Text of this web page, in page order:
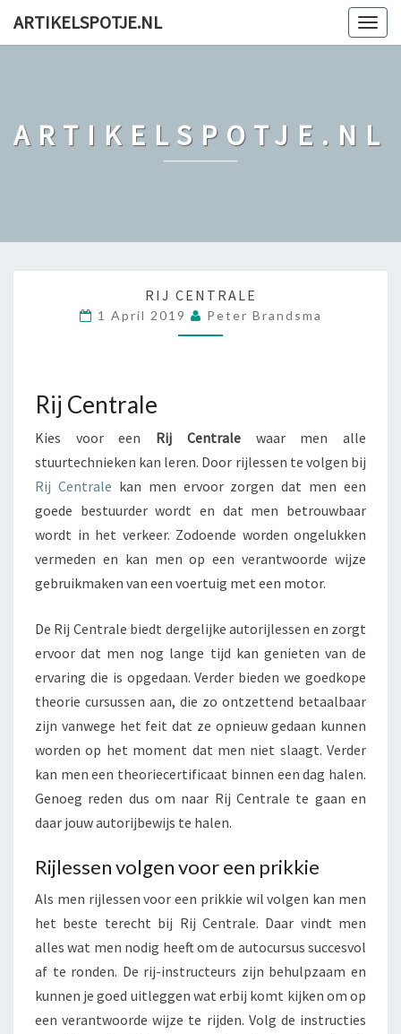
ARTIKELSPOTJE.NL
ARTIKELSPOTJE.NL
R
I
T
L
E
RIJ CENTRALE
1 April 2019 Peter Brandsma
Rij Centrale
Kies voor een Rij Centralewaar men alle
stuurtechnieken kan leren. Door rijlessen te volgen bij
Rij Centrale kan men ervoor zorgen dat men een
goede bestuurder wordt en dat men betrouwbaar
wordt in het verkeer. Zodoende worden ongelukken
vermeden en kan men op een verantwoorde wijze
gebruikmaken van een voertuig met een motor.
De Rij Centrale biedt dergelijke autorijlessen en zorgt
ervoor dat men nog lange tijd kan genieten van de
ervaring die is opgedaan. Verder bieden we goedkope
theorie cursussen aan, die zo ontzettend betaalbaar
zijn vanwege het feit dat ze opnieuw gedaan kunnen
worden op het moment dat men niet slaagt. Verder
kan men een theoriecertificaat binnen een dag halen.
Genoeg reden dus om naar Rij Centrale te gaan en
daar jouw autorijbewijs te halen.
Rijlessen volgen voor een prikkie
Als men rijlessen voor een prikkie wil volgen kan men
het beste terecht bij Rij Centrale. Daar vindt men
alles wat men nodig heeft om de autocursus succesvol
af te ronden. De rij-instructeurs zijn behulpzaam en
kunnen je goed uitleggen wat erbij komt kijken om op
een verantwoorde wijze te rijden. Volg de instructies